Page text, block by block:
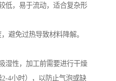
低，易于流动，适合复杂形
避免过热导致材料降解。
湿性，加工前需要进行干燥
2-4小时），以防止气泡或缺